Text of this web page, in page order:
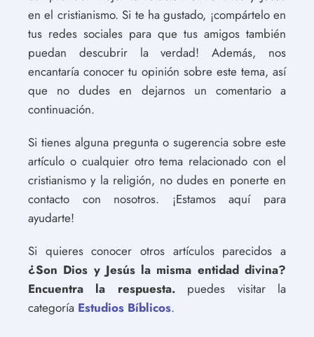
en el cristianismo. Si te ha gustado, ¡compártelo en
tus redes sociales para que tus amigos también
puedan descubrir la verdad! Además, nos
encantaría conocer tu opinión sobre este tema, así
que no dudes en dejarnos un comentario a
continuación.
Si tienes alguna pregunta o sugerencia sobre este
artículo o cualquier otro tema relacionado con el
cristianismo y la religión, no dudes en ponerte en
contacto con nosotros. ¡Estamos aquí para
ayudarte!
Si quieres conocer otros artículos parecidos a
¿Son Dios y Jesús la misma entidad divina?
Encuentra la respuesta.puedes visitar la
categoría Estudios Bíblicos.